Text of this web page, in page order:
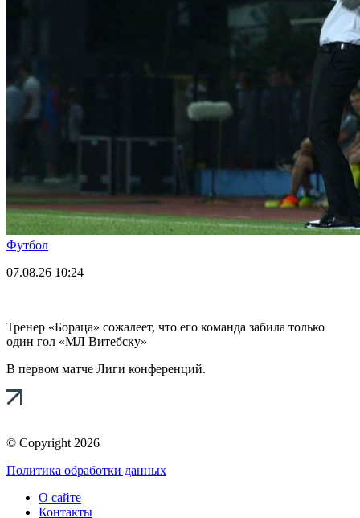
Футбол
07.08.26 10:24
Тренер «Бораца» сожалеет, что его команда забила только
один гол «МЛ Витебску»
В первом матче Лиги конференций.
© Copyright 2026
Политика обработки данных
О сайте
Контакты